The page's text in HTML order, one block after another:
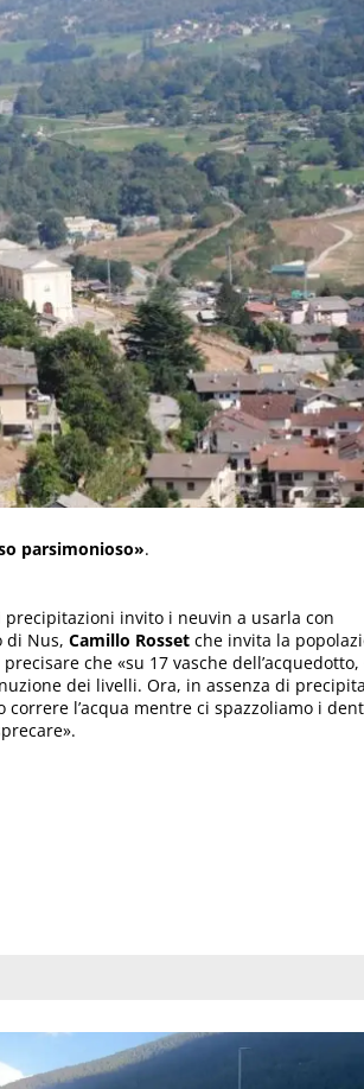
parsimonioso».
invito i neuvin a usarla con
di Nus, Camillo Rosset che invita la
che «su 17 vasche dell’acquedotto,
dei livelli. Ora, in assenza di
l’acqua mentre ci spazzoliamo i